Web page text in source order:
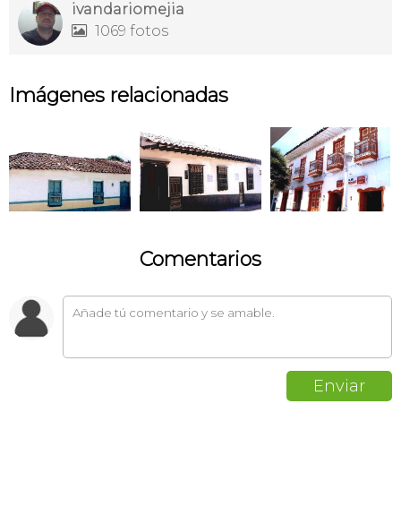
ivandariomejia
 1069 fotos
Imágenes relacionadas
Comentarios